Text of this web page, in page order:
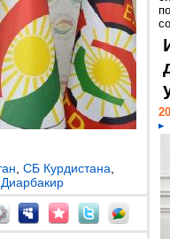
СБ Курдистана
Диарбакир